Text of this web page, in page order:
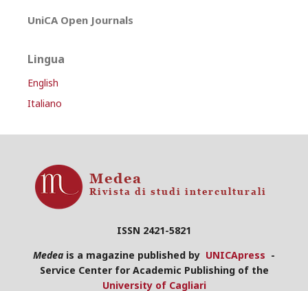
UniCA Open Journals
Lingua
English
Italiano
ISSN 2421-5821
Medea is a magazine published by UNICApress -
Service Center for Academic Publishing of the
University of Cagliari